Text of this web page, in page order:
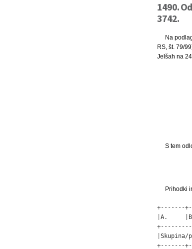
1490.
3742.
Na
RS, št. 79/
Jelšah na
S tem
Prihodki
+-------
|A.
+-------